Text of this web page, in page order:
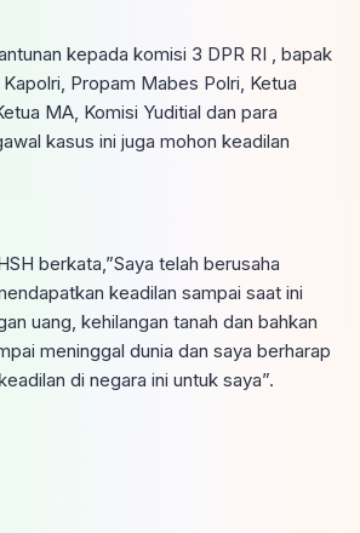
kepada komisi 3 DPR RI , bapak
Propam Mabes Polri, Ketua
MA, Komisi Yuditial dan para
kasus ini juga mohon keadilan
berkata,”Saya telah berusaha
keadilan sampai saat ini
uang, kehilangan tanah dan bahkan
meninggal dunia dan saya berharap
di negara ini untuk saya”.